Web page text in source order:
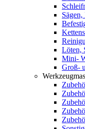
Löten,
Mini-
Groß-